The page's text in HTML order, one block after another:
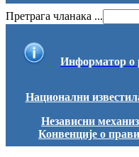
Претрага чланака ...
Информатор о
Национални
Независни
Конвенције о